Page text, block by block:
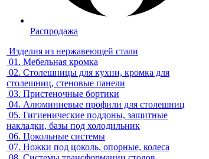
Распродажа
Изделия из нержавеющей стали
01. Мебельная кромка
02. Столешницы для кухни, кромка для
столешниц, стеновые панели
03. Пристеночные бортики
04. Алюминиевые профили для столешниц
05. Гигиенические поддоны, защитные
накладки, базы под холодильник
06. Цокольные системы
07. Ножки под цоколь, опорные, колеса